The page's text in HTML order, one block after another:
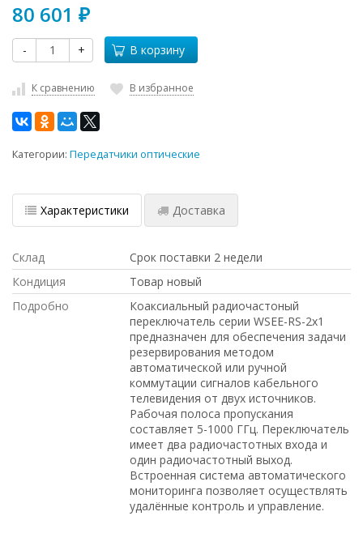
80 601 ₽
- + В корзину
К сравнению В избранное
Категории: Передатчики оптические
Характеристики Доставка
Склад
Срок поставки 2 недели
Кондиция
Товар новый
Подробно
Коаксиальный радиочастоный
переключатель серии WSEE-RS-2x1
предназначен для обеспечения задачи
резервирования методом
автоматической или ручной
коммутации сигналов кабельного
телевидения от двух источников.
Рабочая полоса пропускания
составляет 5-1000 ГГц. Переключатель
имеет два радиочастотных входа и
один радиочастотный выход.
Встроенная система автоматического
мониторинга позволяет осуществлять
удалённые контроль и управление.